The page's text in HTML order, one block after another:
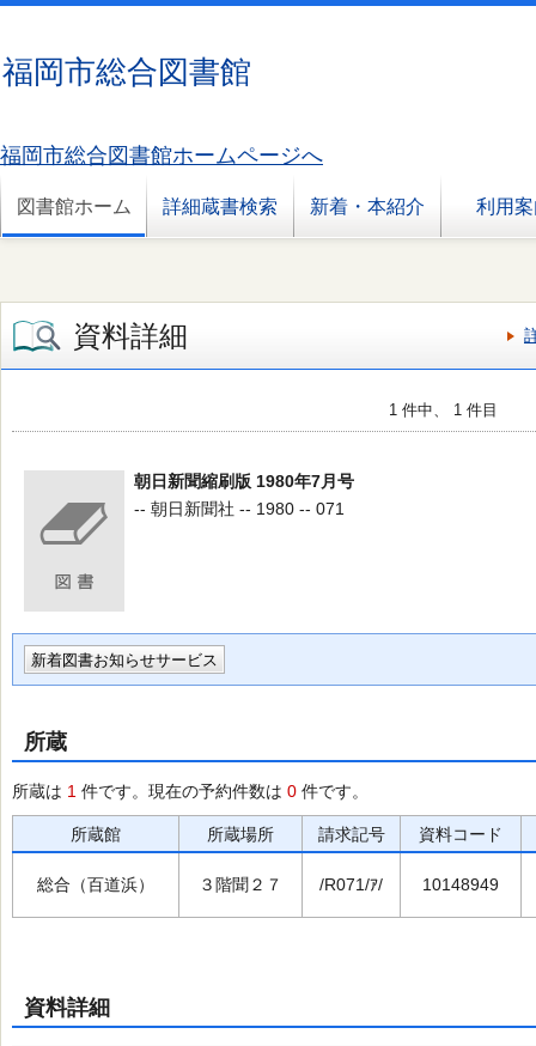
福岡市総合図書館
福岡市総合図書館ホームページへ
図書館ホーム 詳細蔵書検索 新着・本紹介 利用
資料詳細
1 件中、 1 件目
朝日新聞縮刷版 1980年7月号
-- 朝日新聞社 -- 1980 -- 071
新着図書お知らせサービス
所蔵
所蔵は 1 件です。現在の予約件数は 0 件です。
所蔵館 所蔵場所 請求記号 資料コード
総合（百道浜） ３階聞２７ /R071/ｱ/ 10148949
資料詳細